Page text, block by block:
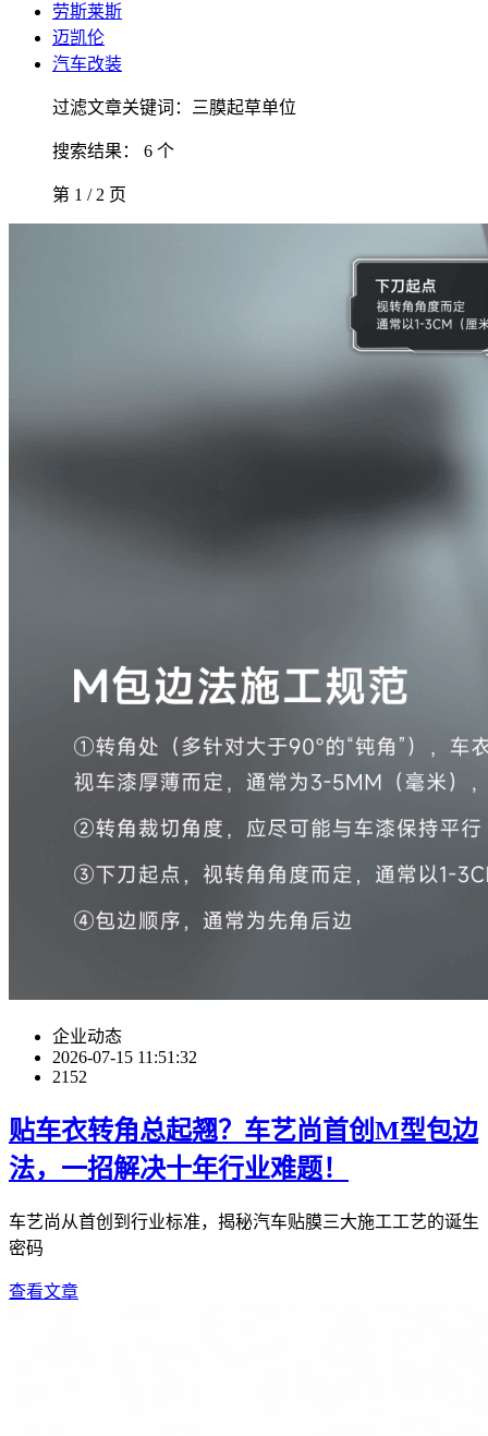
劳斯莱斯
迈凯伦
汽车改装
过滤文章关键词：三膜起草单位
搜索结果： 6 个
第 1 / 2 页
企业动态
2026-07-15 11:51:32
2152
贴车衣转角总起翘？车艺尚首创M型包边
法，一招解决十年行业难题！
车艺尚从首创到行业标准，揭秘汽车贴膜三大施工工艺的诞生
密码
查看文章